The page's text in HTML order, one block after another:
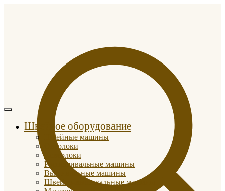
Швейное оборудование
Швейные машины
Оверлоки
Коверлоки
Распошивальные машины
Вышивальные машины
Швейно-вышивальные машины